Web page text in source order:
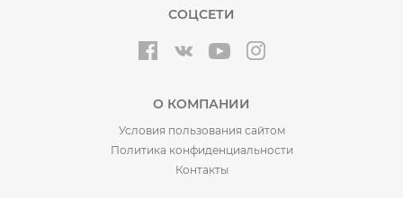
СОЦСЕТИ
О КОМПАНИИ
Условия пользования сайтом
Политика конфиденциальности
Контакты